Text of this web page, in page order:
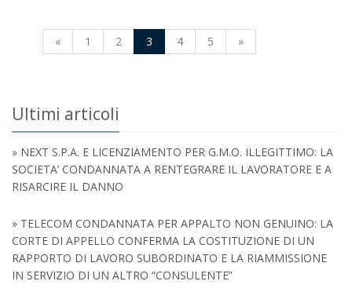
« 1 2 3 4 5 »
Ultimi articoli
» NEXT S.P.A. E LICENZIAMENTO PER G.M.O. ILLEGITTIMO: LA
SOCIETA’ CONDANNATA A RENTEGRARE IL LAVORATORE E A
RISARCIRE IL DANNO
» TELECOM CONDANNATA PER APPALTO NON GENUINO: LA
CORTE DI APPELLO CONFERMA LA COSTITUZIONE DI UN
RAPPORTO DI LAVORO SUBORDINATO E LA RIAMMISSIONE
IN SERVIZIO DI UN ALTRO “CONSULENTE”